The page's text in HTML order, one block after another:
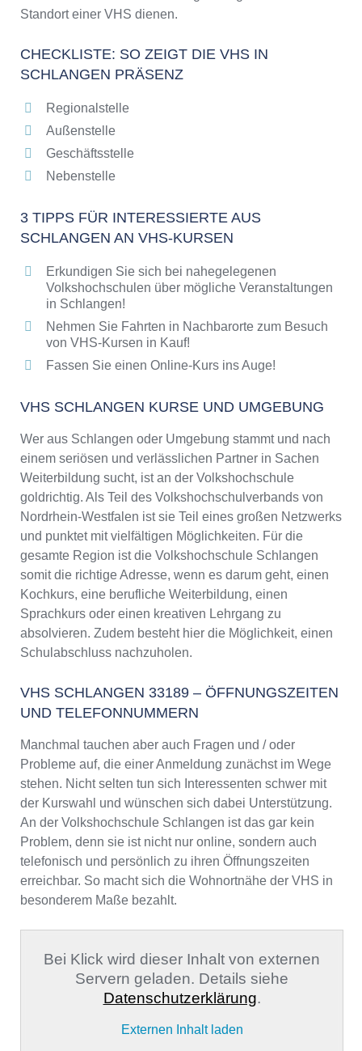
Standort einer VHS dienen.
CHECKLISTE: SO ZEIGT DIE VHS IN
SCHLANGEN PRÄSENZ
Regionalstelle
Außenstelle
Geschäftsstelle
Nebenstelle
3 TIPPS FÜR INTERESSIERTE AUS
SCHLANGEN AN VHS-KURSEN
Erkundigen Sie sich bei nahegelegenen
Volkshochschulen über mögliche Veranstaltungen
in Schlangen!
Nehmen Sie Fahrten in Nachbarorte zum Besuch
von VHS-Kursen in Kauf!
Fassen Sie einen Online-Kurs ins Auge!
VHS SCHLANGEN KURSE UND UMGEBUNG
Wer aus Schlangen oder Umgebung stammt und nach
einem seriösen und verlässlichen Partner in Sachen
Weiterbildung sucht, ist an der Volkshochschule
goldrichtig. Als Teil des Volkshochschulverbands von
Nordrhein-Westfalen ist sie Teil eines großen Netzwerks
und punktet mit vielfältigen Möglichkeiten. Für die
gesamte Region ist die Volkshochschule Schlangen
somit die richtige Adresse, wenn es darum geht, einen
Kochkurs, eine berufliche Weiterbildung, einen
Sprachkurs oder einen kreativen Lehrgang zu
absolvieren. Zudem besteht hier die Möglichkeit, einen
Schulabschluss nachzuholen.
VHS SCHLANGEN 33189 – ÖFFNUNGSZEITEN
UND TELEFONNUMMERN
Manchmal tauchen aber auch Fragen und / oder
Probleme auf, die einer Anmeldung zunächst im Wege
stehen. Nicht selten tun sich Interessenten schwer mit
der Kurswahl und wünschen sich dabei Unterstützung.
An der Volkshochschule Schlangen ist das gar kein
Problem, denn sie ist nicht nur online, sondern auch
telefonisch und persönlich zu ihren Öffnungszeiten
erreichbar. So macht sich die Wohnortnähe der VHS in
besonderem Maße bezahlt.
Bei Klick wird dieser Inhalt von externen
Servern geladen. Details siehe
Datenschutzerklärung.
Externen Inhalt laden